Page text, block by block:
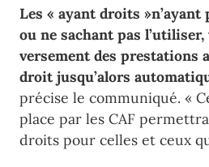
Les « ayant droits »n’ayant
ou ne sachant pas
versement des prestations
droit jusqu’alors
précise le communiqué. «
place par les CAF
droits pour celles et ceux